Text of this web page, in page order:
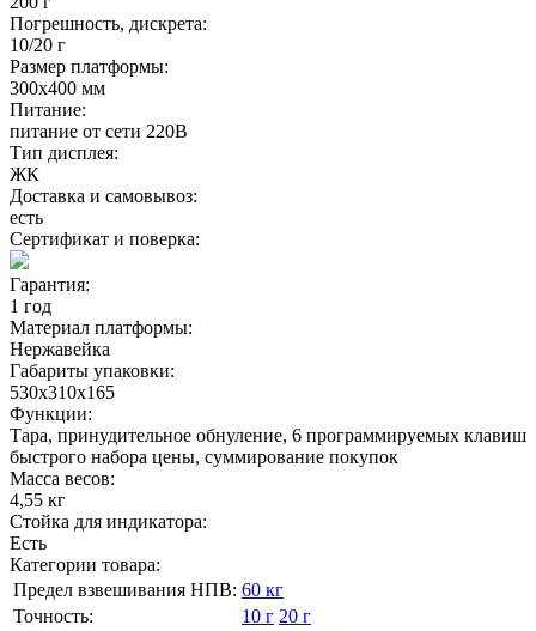
Погрешность, дискрета:
10/20 г
Размер платформы:
300х400 мм
Питание:
питание от сети 220В
Тип дисплея:
ЖК
Доставка и самовывоз:
есть
Сертификат и поверка:
Гарантия:
1 год
Материал платформы:
Нержавейка
Габариты упаковки:
530х310х165
Функции:
Тара, принудительное обнуление, 6 программируемых клавиш
быстрого набора цены, суммирование покупок
Масса весов:
4,55 кг
Стойка для индикатора:
Есть
Категории товара:
Предел взвешивания НПВ: 60 кг
Точность:
10 г 20 г